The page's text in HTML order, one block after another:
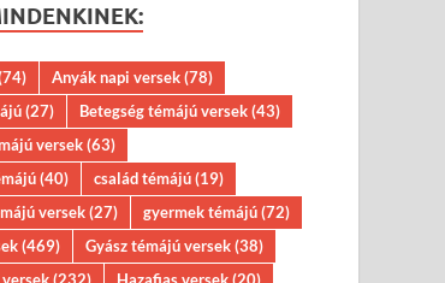
Anyák napi versek(78)
(27) Betegség témájú versek(43)
versek(63)
(40) család témájú(19)
versek(27) gyermek témájú(72)
(469) Gyász témájú versek(38)